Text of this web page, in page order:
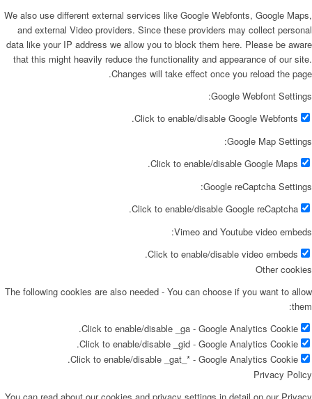
We also use different external services like Google Webfonts, Google Maps,
and external Video providers. Since these providers may collect personal
data like your IP address we allow you to block them here. Please be aware
that this might heavily reduce the functionality and appearance of our site.
Changes will take effect once you reload the page.
Google Webfont Settings:
Click to enable/disable Google Webfonts.
Google Map Settings:
Click to enable/disable Google Maps.
Google reCaptcha Settings:
Click to enable/disable Google reCaptcha.
Vimeo and Youtube video embeds:
Click to enable/disable video embeds.
Other cookies
The following cookies are also needed - You can choose if you want to allow
them:
Click to enable/disable _ga - Google Analytics Cookie.
Click to enable/disable _gid - Google Analytics Cookie.
Click to enable/disable _gat_* - Google Analytics Cookie.
Privacy Policy